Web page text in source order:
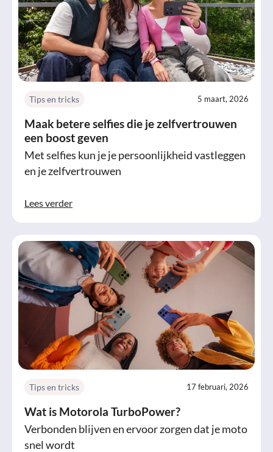
Tips en tricks 5 maart, 2026
Maak betere selfies die je zelfvertrouwen
een boost geven
Met selfies kun je je persoonlijkheid vastleggen
en je zelfvertrouwen
Lees verder
Tips en tricks 17 februari, 2026
Wat is Motorola TurboPower?
Verbonden blijven en ervoor zorgen dat je moto
snel wordt